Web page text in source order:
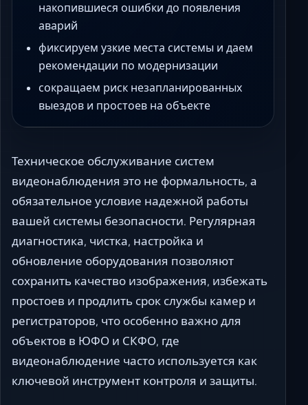
накопившиеся ошибки до появления
аварий
фиксируем узкие места системы и даем
рекомендации по модернизации
сокращаем риск незапланированных
выездов и простоев на объекте
Техническое обслуживание систем
видеонаблюдения это не формальность, а
обязательное условие надежной работы
вашей системы безопасности. Регулярная
диагностика, чистка, настройка и
обновление оборудования позволяют
сохранить качество изображения, избежать
простоев и продлить срок службы камер и
регистраторов, что особенно важно для
объектов в ЮФО и СКФО, где
видеонаблюдение часто используется как
ключевой инструмент контроля и защиты.